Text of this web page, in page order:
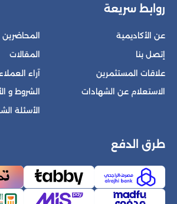
روابط سريعة
عن الأكاديمية
إتصل بنا
علاقات المستثمرين
الاستعلام عن الشهادات
المحاضرين
المقالات
آراء
الشروط و
الأسئلة
طرق الدفع